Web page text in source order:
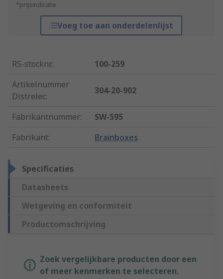
*prijsindicatie
Voeg toe aan onderdelenlijst
RS-stocknr.:
100-259
Artikelnummer
Distrelec:
304-20-902
Fabrikantnummer:
SW-595
Fabrikant: Brainboxes
Specificaties
Datasheets
Wetgeving en conformiteit
Productomschrijving
Zoek vergelijkbare producten door een
of meer kenmerken te selecteren.